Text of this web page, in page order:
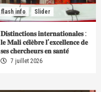
flash info Slider
𝐃𝐢𝐬𝐭𝐢𝐧𝐜𝐭𝐢𝐨𝐧𝐬 𝐢𝐧𝐭𝐞𝐫𝐧𝐚𝐭𝐢𝐨𝐧𝐚𝐥𝐞𝐬 :
𝐥𝐞 𝐌𝐚𝐥𝐢 𝐜𝐞́𝐥𝐞̀𝐛𝐫𝐞 𝐥’𝐞𝐱𝐜𝐞𝐥𝐥𝐞𝐧𝐜𝐞 𝐝𝐞
𝐬𝐞𝐬 𝐜𝐡𝐞𝐫𝐜𝐡𝐞𝐮𝐫𝐬 𝐞𝐧 𝐬𝐚𝐧𝐭𝐞́
7 juillet 2026